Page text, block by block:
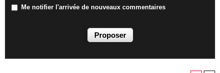
Me notifier l'arrivée de nouveaux commentaires